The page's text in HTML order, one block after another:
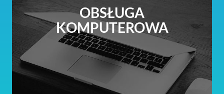
OBSŁUGA
KOMPUTEROWA